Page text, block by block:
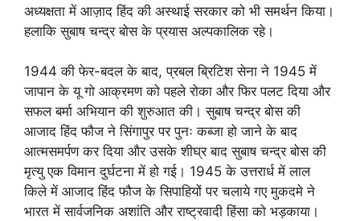
अध्यक्षता में आज़ाद हिंद की अस्थाई सरकार को भी समर्थन किया।
हलाकि सुबाष चन्द्र बोस के प्रयास अल्पकालिक रहे।
1944 की फेर-बदल के बाद, प्रबल ब्रिटिश सेना ने 1945 में
जापान के यू गो आक्रमण को पहले रोका और फिर पलट दिया और
सफल बर्मा अभियान की शुरुआत की। सुबाष चन्द्र बोस की
आजाद हिंद फौज ने सिंगापुर पर पुनः कब्जा हो जाने के बाद
आत्मसमर्पण कर दिया और उसके शीघ्र बाद सुबाष चन्द्र बोस की
मृत्यु एक विमान दुर्घटना में हो गई। 1945 के उत्तरार्ध में लाल
किले में आजाद हिंद फौज के सिपाहियों पर चलाये गए मुकदमे ने
भारत में सार्वजनिक अशांति और राष्ट्रवादी हिंसा को भड़काया।